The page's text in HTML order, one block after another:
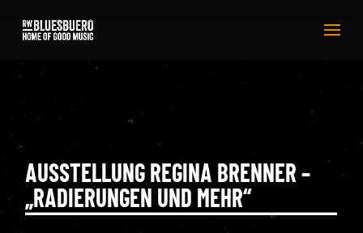
AUSSTELLUNG REGINA BRENNER –
„RADIERUNGEN UND MEHR“